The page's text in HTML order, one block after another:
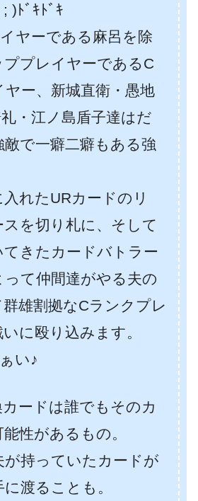
; )ﾄﾞｷﾄﾞｷ
ヤーである麻呂を除
ププレイヤーであるC
ー、新城直衛・愚地
・江ノ島盾子達はだ
で一癖二癖もある強
れたURカードのリ
を切り札に、そして
きたカードバトラー
て仲間達がやる夫の
雄割拠なCランクプレ
に殴り込みます。
い♪
ードは誰でもそのカ
性があるもの。
が持っていたカードが
渡ることも。